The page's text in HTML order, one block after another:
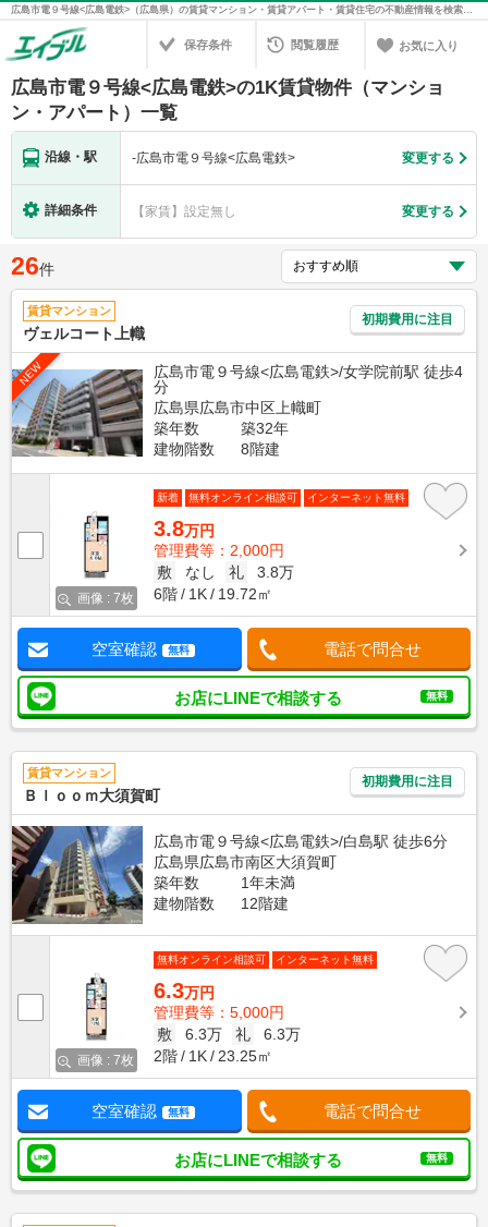
広島市電９号線<広島電鉄>（広島県）の賃貸マンション・賃貸アパート・賃貸住宅の不動産情報を検索！不動産賃貸の物件探しは、お部屋探しのエイブル
保存条件 閲覧履歴 お気に入り
広島市電９号線<広島電鉄>の1K賃貸物件（マンショ
ン・アパート）一覧
沿線・駅 -広島市電９号線<広島電鉄> 変更する
詳細条件 【家賃】設定無し 変更する
26件
賃貸マンション
ヴェルコート上幟
初期費用に注目
NEW
広島市電９号線<広島電鉄>/女学院前駅 徒歩4
分
広島県広島市中区上幟町
築年数
築32年
建物階数
8階建
画像 : 7枚
新着 無料オンライン相談可 インターネット無料
3.8万円
管理費等：2,000円
敷
なし 礼
3.8万
6階
1K 19.72㎡
空室確認 無料 電話で問合せ
お店にLINEで相談する 無料
賃貸マンション
Ｂｌｏｏｍ大須賀町
初期費用に注目
広島市電９号線<広島電鉄>/白島駅 徒歩6分
広島県広島市南区大須賀町
築年数
1年未満
建物階数
12階建
画像 : 7枚
無料オンライン相談可 インターネット無料
6.3万円
管理費等：5,000円
敷
6.3万 礼
6.3万
2階
1K 23.25㎡
空室確認 無料 電話で問合せ
お店にLINEで相談する 無料